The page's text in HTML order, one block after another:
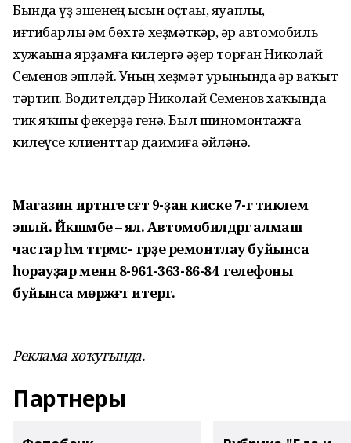
Бында үҙ эшенең ысын оҫтаһы, яуаплы,
иғтибарлы һәм бөхтә хеҙмәткәр, һәр автомобиль
хужаһына ярҙамға килергә әҙер торған Николай
Семенов эшләй. Уның хеҙмәт урынында һәр ваҡыт
тәртип. Водителдәр Николай Семенов хаҡында
тик яҡшы фекерҙә генә. Был шиномонтажға
килеүсе клиенттар даимиға әйләнә.
Магазин иртәнге сәғәт 9-ҙан киске 7-гә тиклем
эшләй. Йәкшәмбе – ял. Автомобилдәргә алмаш
частар һәм тәгәрмәс- тәрҙе ремонтлау буйынса
һорауҙар менән 8-961-363-86-84 телефоны
буйынса мөрәжәғәт итергә.
Реклама хоҡуғында.
Партнеры